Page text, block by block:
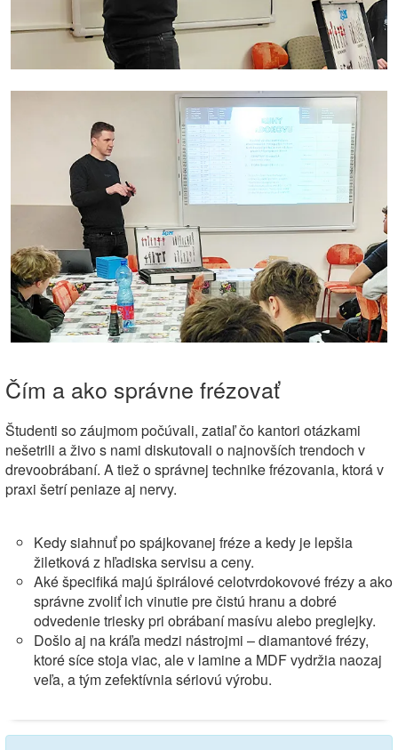
Čím a ako správne frézovať
Študenti so záujmom počúvali, zatiaľ čo kantori otázkami
nešetrili a živo s nami diskutovali o najnovších trendoch v
drevoobrábaní. A tiež o správnej technike frézovania, ktorá v
praxi šetrí peniaze aj nervy.
Kedy siahnuť po spájkovanej fréze a kedy je lepšia
žiletková z hľadiska servisu a ceny.
Aké špecifiká majú špirálové celotvrdokovové frézy a ako
správne zvoliť ich vinutie pre čistú hranu a dobré
odvedenie triesky pri obrábaní masívu alebo preglejky.
Došlo aj na kráľa medzi nástrojmi – diamantové frézy,
ktoré síce stoja viac, ale v lamine a MDF vydržia naozaj
veľa, a tým zefektívnia sériovú výrobu.